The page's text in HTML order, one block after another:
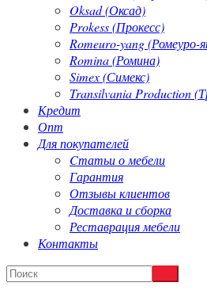
Oksad (Оксад)
Prokess (Прокесс)
Romeuro-yang (Ромеуро-
Romina (Ромина)
Simex (Симекс)
Transilvania Production
Кредит
Опт
Для покупателей
Cтатьи о мебели
Гарантия
Отзывы клиентов
Доставка и сборка
Реставрация мебели
Контакты